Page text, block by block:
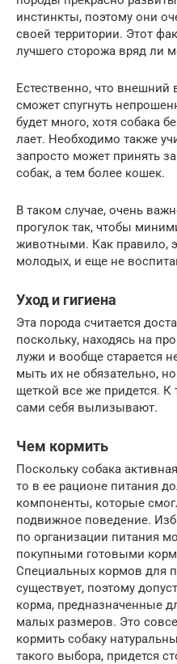
инстинкты, поэтому они
своей территории. Этот
лучшего сторожа вряд ли
Естественно, что внешний
сможет спугнуть
будет много, хотя собака
лает. Необходимо также
запросто может принять
собак, а тем более кошек.
В таком случае, очень
прогулок так, чтобы
животными. Как правило,
молодых, и еще не
Уход и гигиена
Эта порода считается
поскольку, находясь на
лужи и вообще старается
мыть их не обязательно,
щеткой все же придется. К
сами себя вылизывают.
Чем кормить
Поскольку собака
то в ее рационе питания
компоненты, которые
подвижное поведение.
по организации питания
покупными готовыми
Специальных кормов для
существует, поэтому
корма, предназначенные
малых размеров. Это
кормить собаку
такого выбора, придется